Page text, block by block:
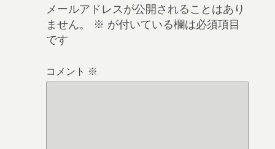
メールアドレスが公開されることはあり
ません。
※ が付いている欄は必須項目
です
コメント ※